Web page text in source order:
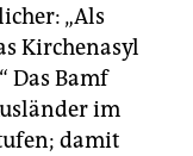
„Als
Kirchenasyl
Das Bamf
im
damit